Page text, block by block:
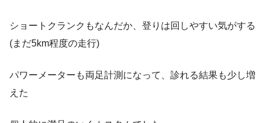
ショートクランクもなんだか、登りは回しやすい気がする
(まだ5km程度の走行)
パワーメーターも両足計測になって、診れる結果も少し増
えた